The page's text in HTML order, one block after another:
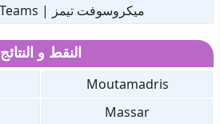
ميكروسوفت تيمز | Microsoft Teams
النقط و النتائج
Moutamadris
Massar